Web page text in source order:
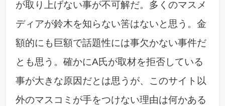
が取り上げない事が不可解だ。多くのマスメ
ディアが鈴木を知らない筈はないと思う。金
額的にも巨額で話題性には事欠かない事件だ
とも思う。確かにA氏が取材を拒否している
事が大きな原因だとは思うが、このサイト以
外のマスコミが手をつけない理由は何かある